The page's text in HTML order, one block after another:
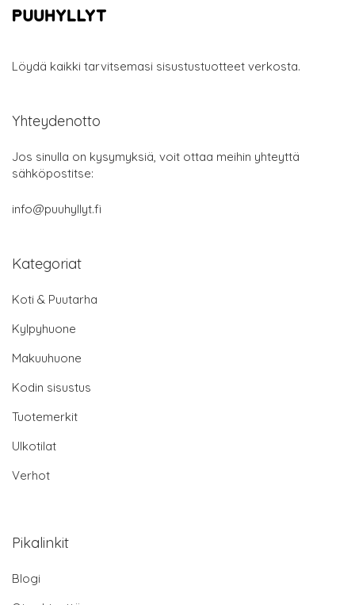
Löydä kaikki tarvitsemasi sisustustuotteet verkosta.
Yhteydenotto
Jos sinulla on kysymyksiä, voit ottaa meihin yhteyttä
sähköpostitse:
info@puuhyllyt.fi
Kategoriat
Koti & Puutarha
Kylpyhuone
Makuuhuone
Kodin sisustus
Tuotemerkit
Ulkotilat
Verhot
Pikalinkit
Blogi